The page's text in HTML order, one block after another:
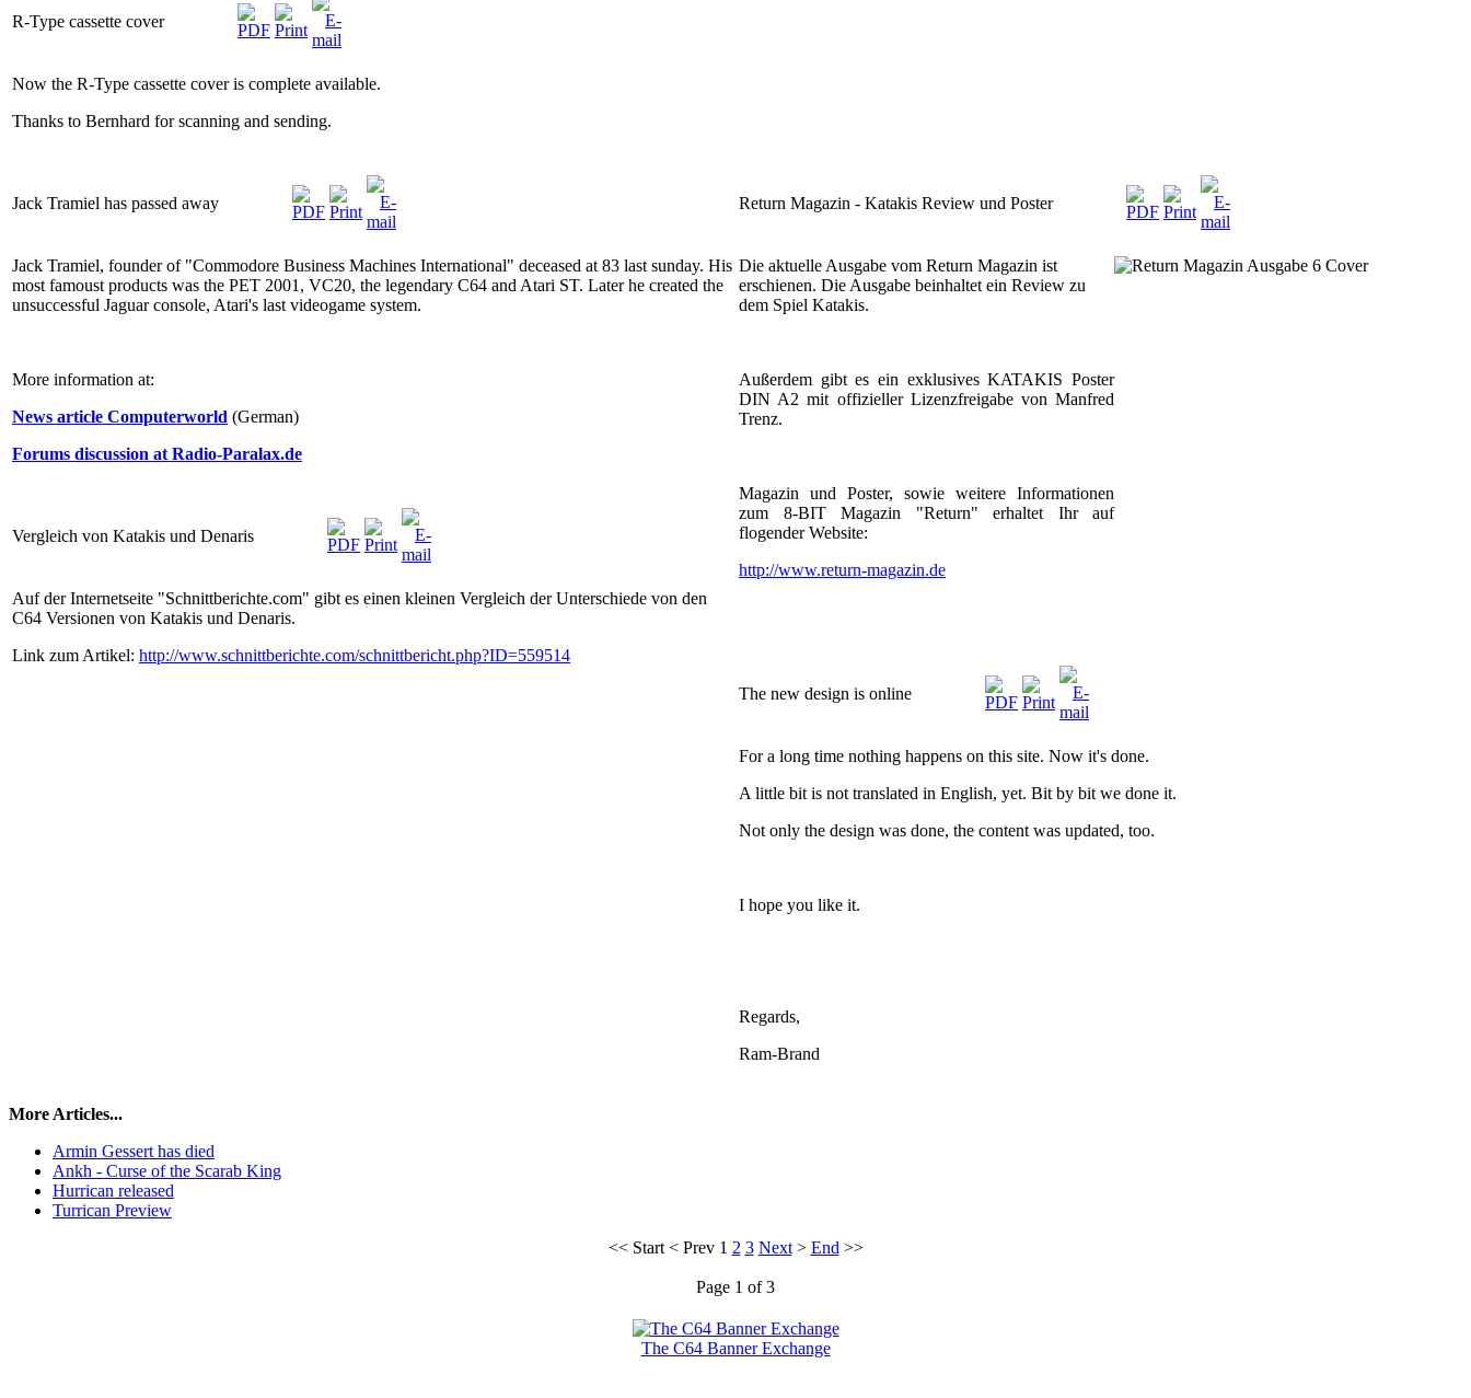
R-Type cassette cover
Now the R-Type cassette cover is complete available.
Thanks to Bernhard for scanning and sending.
Jack Tramiel has passed away
Jack Tramiel, founder of "Commodore Business Machines International" deceased at 83 last sunday. His
most famoust products was the PET 2001, VC20, the legendary C64 and Atari ST. Later he created the
unsuccessful Jaguar console, Atari's last videogame system.
More information at:
News article Computerworld (German)
Forums discussion at Radio-Paralax.de
Vergleich von Katakis und Denaris
Auf der Internetseite "Schnittberichte.com" gibt es einen kleinen Vergleich der Unterschiede von den
C64 Versionen von Katakis und Denaris.
Link zum Artikel: http://www.schnittberichte.com/schnittbericht.php?ID=559514
Return Magazin - Katakis Review und Poster
Die aktuelle Ausgabe vom Return Magazin ist
erschienen. Die Ausgabe beinhaltet ein Review zu
dem Spiel Katakis.
Außerdem gibt es ein exklusives KATAKIS Poster
DIN A2 mit offizieller Lizenzfreigabe von Manfred
Trenz.
Magazin und Poster, sowie weitere Informationen
zum 8-BIT Magazin "Return" erhaltet Ihr auf
flogender Website:
http://www.return-magazin.de
The new design is online
For a long time nothing happens on this site. Now it's done.
A little bit is not translated in English, yet. Bit by bit we done it.
Not only the design was done, the content was updated, too.
I hope you like it.
Regards,
Ram-Brand
More Articles...
Armin Gessert has died
Ankh - Curse of the Scarab King
Hurrican released
Turrican Preview
<< Start< Prev 1 2 3 Next> End >>
Page 1 of 3
The C64 Banner Exchange